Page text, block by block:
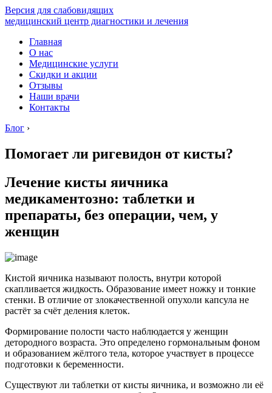
Версия для слабовидящих
медицинский центр диагностики и лечения
Главная
О нас
Медицинские услуги
Скидки и акции
Отзывы
Наши врачи
Контакты
Блог ›
Помогает ли ригевидон от кисты?
Лечение кисты яичника
медикаментозно: таблетки и
препараты, без операции, чем, у
женщин
Кистой яичника называют полость, внутри которой
скапливается жидкость. Образование имеет ножку и тонкие
стенки. В отличие от злокачественной опухоли капсула не
растёт за счёт деления клеток.
Формирование полости часто наблюдается у женщин
детородного возраста. Это определено гормональным фоном
и образованием жёлтого тела, которое участвует в процессе
подготовки к беременности.
Существуют ли таблетки от кисты яичника, и возможно ли её